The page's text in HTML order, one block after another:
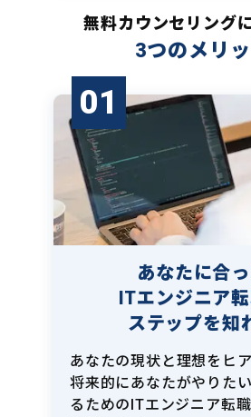
無料カウンセリング
3つのメリ
01
あなたに合
ITエンジニア
ステップを知
あなたの現状と理想をヒ
将来的にあなたがやりた
るためのITエンジニア転